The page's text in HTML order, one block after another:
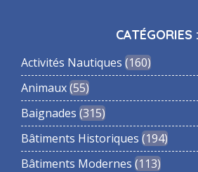
CATÉGORIES :
Activités Nautiques 160
Animaux 55
Baignades 315
Bâtiments Historiques 194
Bâtiments Modernes 113